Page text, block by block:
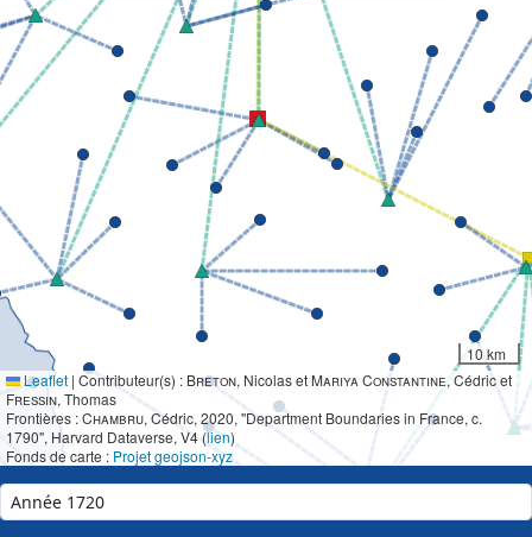
10 km
Leaflet | Contributeur(s) : Breton, Nicolas et Mariya Constantine, Cédric et
Fressin, Thomas
Frontières :Chambru, Cédric, 2020, "Department Boundaries in France, c.
1790", Harvard Dataverse, V4 (lien)
Fonds de carte : Projet geojson-xyz